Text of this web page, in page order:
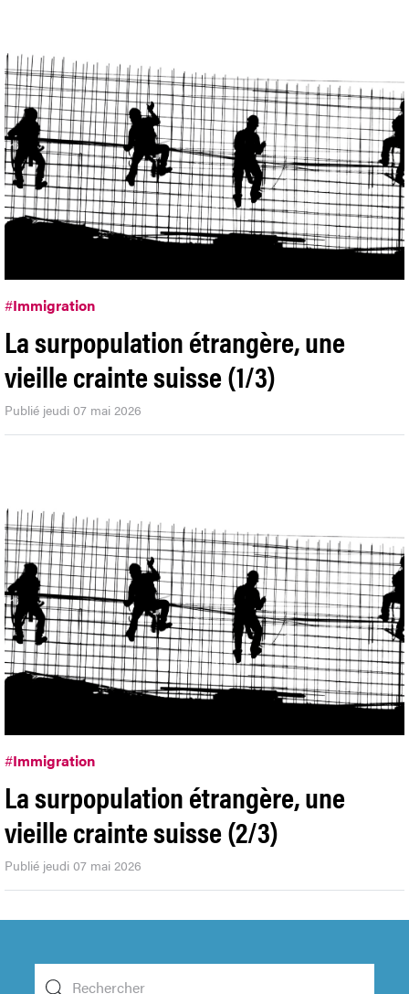
#Immigration
La surpopulation étrangère, une
vieille crainte suisse (1/3)
Publié jeudi 07 mai 2026
#Immigration
La surpopulation étrangère, une
vieille crainte suisse (2/3)
Publié jeudi 07 mai 2026